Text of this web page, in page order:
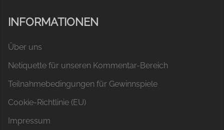
INFORMATIONEN
Über uns
Netiquette für unseren Kommentar-Bereich
Teilnahmebedingungen für Gewinnspiele
Cookie-Richtlinie (EU)
Impressum